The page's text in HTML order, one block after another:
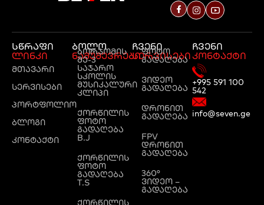
სწრაფი
ლინკი
მთავარი
სერვისები
პორტფოლიო
ბლოგი
კონტაქტი
ბოლო
ნამუშევრები
ბორჯომის
მე-3
საჯარო
სკოლის
მუსიკალური
კლიპი
ქორწილის
ფოტო
გადაღება
B.J
ქორწილის
ფოტო
გადაღება
T.S
ქორწილის
ჩვენი
სერვისები
ფოტო
გადაღება
ვიდეო
გადაღება
დრონით
გადაღება
FPV
დრონით
გადაღება
360°
ვიდეო –
გადაღება
ჩვენი
კონტაქტი
+995 591 100
542
info@seven.ge